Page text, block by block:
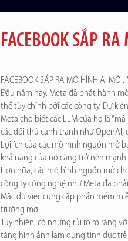
FACEBOOK SẮP
FACEBOOK SẮP RA MÔ HÌNH AI
Đầu năm nay, Meta đã phát hành
thể tùy chỉnh bởi các công ty. Dự
Meta cho biết các LLM của họ là
các đối thủ cạnh tranh như OpenAI,
Lợi ích của các mô hình nguồn mở
khả năng của nó càng trở nên
Hơn nữa, các mô hình nguồn mở
công ty công nghệ như Meta đã
Mặc dù việc cung cấp phần mềm
trường mới.
Tuy nhiên, có những rủi ro rõ ràng
tăng hình ảnh lạm dụng tình dục trẻ